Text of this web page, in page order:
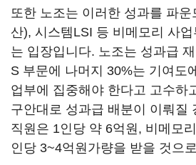
또한 노조는 이러한 성과를 파운
산), 시스템LSI 등 비메모리 사
는 입장입니다. 노조는 성과급
S 부문에 나머지 30%는 기여도
업부에 집중해야 한다고 고수하
구안대로 성과급 배분이 이뤄질
직원은 1인당 약 6억원 , 비메모
인당 3~4억원가량을 받을 것으